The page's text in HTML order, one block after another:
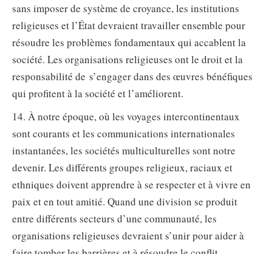
sans imposer de système de croyance, les institutions
religieuses et l’État devraient travailler ensemble pour
résoudre les problèmes fondamentaux qui accablent la
société. Les organisations religieuses ont le droit et la
responsabilité de s’engager dans des œuvres bénéfiques
qui profitent à la société et l’améliorent.
14. À notre époque, où les voyages intercontinentaux
sont courants et les communications internationales
instantanées, les sociétés multiculturelles sont notre
devenir. Les différents groupes religieux, raciaux et
ethniques doivent apprendre à se respecter et à vivre en
paix et en tout amitié. Quand une division se produit
entre différents secteurs d’une communauté, les
organisations religieuses devraient s’unir pour aider à